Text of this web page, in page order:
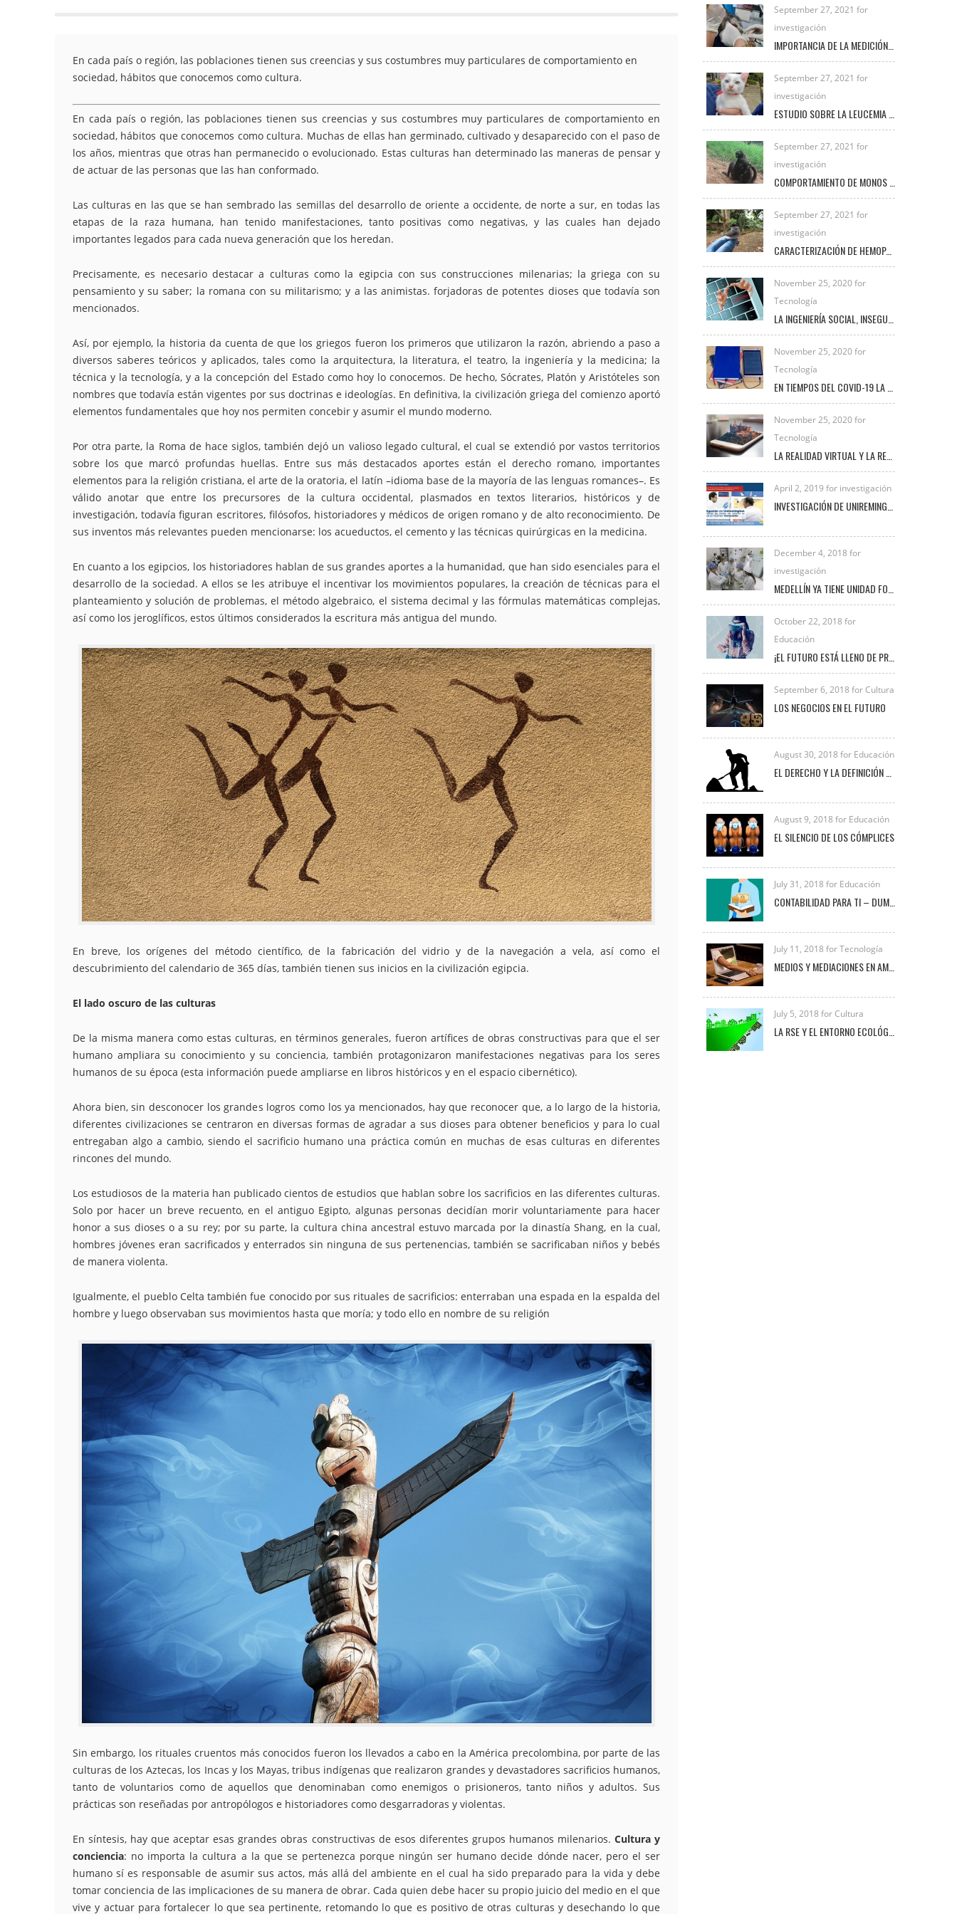
En cada país o región, las poblaciones tienen sus creencias y sus costumbres muy particulares de comportamiento en
sociedad, hábitos que conocemos como cultura.
En cada país o región, las poblaciones tienen sus creencias y sus costumbres muy particulares de comportamiento en
sociedad, hábitos que conocemos como cultura. Muchas de ellas han germinado, cultivado y desaparecido con el paso de
los años, mientras que otras han permanecido o evolucionado. Estas culturas han determinado las maneras de pensar y
de actuar de las personas que las han conformado.
Las culturas en las que se han sembrado las semillas del desarrollo de oriente a occidente, de norte a sur, en todas las
etapas de la raza humana, han tenido manifestaciones, tanto positivas como negativas, y las cuales han dejado
importantes legados para cada nueva generación que los heredan.
Precisamente, es necesario destacar a culturas como la egipcia con sus construcciones milenarias; la griega con su
pensamiento y su saber; la romana con su militarismo; y a las animistas. forjadoras de potentes dioses que todavía son
mencionados.
Así, por ejemplo, la historia da cuenta de que los griegos fueron los primeros que utilizaron la razón, abriendo a paso a
diversos saberes teóricos y aplicados, tales como la arquitectura, la literatura, el teatro, la ingeniería y la medicina; la
técnica y la tecnología, y a la concepción del Estado como hoy lo conocemos. De hecho, Sócrates, Platón y Aristóteles son
nombres que todavía están vigentes por sus doctrinas e ideologías. En definitiva, la civilización griega del comienzo aportó
elementos fundamentales que hoy nos permiten concebir y asumir el mundo moderno.
Por otra parte, la Roma de hace siglos, también dejó un valioso legado cultural, el cual se extendió por vastos territorios
sobre los que marcó profundas huellas. Entre sus más destacados aportes están el derecho romano, importantes
elementos para la religión cristiana, el arte de la oratoria, el latín –idioma base de la mayoría de las lenguas romances–. Es
válido anotar que entre los precursores de la cultura occidental, plasmados en textos literarios, históricos y de
investigación, todavía figuran escritores, filósofos, historiadores y médicos de origen romano y de alto reconocimiento. De
sus inventos más relevantes pueden mencionarse: los acueductos, el cemento y las técnicas quirúrgicas en la medicina.
En cuanto a los egipcios, los historiadores hablan de sus grandes aportes a la humanidad, que han sido esenciales para el
desarrollo de la sociedad. A ellos se les atribuye el incentivar los movimientos populares, la creación de técnicas para el
planteamiento y solución de problemas, el método algebraico, el sistema decimal y las fórmulas matemáticas complejas,
así como los jeroglíficos, estos últimos considerados la escritura más antigua del mundo.
En breve, los orígenes del método científico, de la fabricación del vidrio y de la navegación a vela, así como el
descubrimiento del calendario de 365 días, también tienen sus inicios en la civilización egipcia.
El lado oscuro de las culturas
De la misma manera como estas culturas, en términos generales, fueron artífices de obras constructivas para que el ser
humano ampliara su conocimiento y su conciencia, también protagonizaron manifestaciones negativas para los seres
humanos de su época (esta información puede ampliarse en libros históricos y en el espacio cibernético).
Ahora bien, sin desconocer los grandes logros como los ya mencionados, hay que reconocer que, a lo largo de la historia,
diferentes civilizaciones se centraron en diversas formas de agradar a sus dioses para obtener beneficios y para lo cual
entregaban algo a cambio, siendo el sacrificio humano una práctica común en muchas de esas culturas en diferentes
rincones del mundo.
Los estudiosos de la materia han publicado cientos de estudios que hablan sobre los sacrificios en las diferentes culturas.
Solo por hacer un breve recuento, en el antiguo Egipto, algunas personas decidían morir voluntariamente para hacer
honor a sus dioses o a su rey; por su parte, la cultura china ancestral estuvo marcada por la dinastía Shang, en la cual,
hombres jóvenes eran sacrificados y enterrados sin ninguna de sus pertenencias, también se sacrificaban niños y bebés
de manera violenta.
Igualmente, el pueblo Celta también fue conocido por sus rituales de sacrificios: enterraban una espada en la espalda del
hombre y luego observaban sus movimientos hasta que moría; y todo ello en nombre de su religión
Sin embargo, los rituales cruentos más conocidos fueron los llevados a cabo en la América precolombina, por parte de las
culturas de los Aztecas, los Incas y los Mayas, tribus indígenas que realizaron grandes y devastadores sacrificios humanos,
tanto de voluntarios como de aquellos que denominaban como enemigos o prisioneros, tanto niños y adultos. Sus
prácticas son reseñadas por antropólogos e historiadores como desgarradoras y violentas.
En síntesis, hay que aceptar esas grandes obras constructivas de esos diferentes grupos humanos milenarios. Cultura y
conciencia: no importa la cultura a la que se pertenezca porque ningún ser humano decide dónde nacer, pero el ser
humano sí es responsable de asumir sus actos, más allá del ambiente en el cual ha sido preparado para la vida y debe
tomar conciencia de las implicaciones de su manera de obrar. Cada quien debe hacer su propio juicio del medio en el que
vive y actuar para fortalecer lo que sea pertinente, retomando lo que es positivo de otras culturas y desechando lo que
September 27, 2021 for
investigación
September 27, 2021 for
investigación
September 27, 2021 for
investigación
September 27, 2021 for
investigación
CARACTERIZACIÓN DE HEMOPARÁSITOS PRESENTES EN AVES SILVESTRES EN EL MUNICIPIO DE FREDONIA DURANTE EL PERIODO 2020 – 2021
November 25, 2020 for
Tecnología
November 25, 2020 for
Tecnología
November 25, 2020 for
Tecnología
April 2, 2019 for investigación
December 4, 2018 for
investigación
October 22, 2018 for
Educación
September 6, 2018 for Cultura
LOS NEGOCIOS EN EL FUTURO
August 30, 2018 for Educación
August 9, 2018 for Educación
EL SILENCIO DE LOS CÓMPLICES
July 31, 2018 for Educación
July 11, 2018 for Tecnología
July 5, 2018 for Cultura